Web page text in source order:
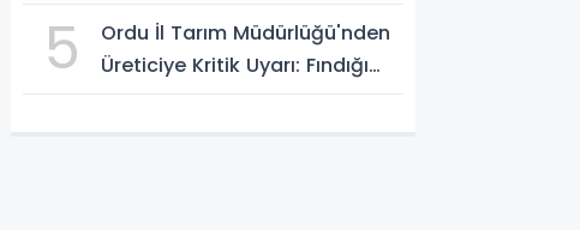
5
Ordu İl Tarım Müdürlüğü'nden
Üreticiye Kritik Uyarı: Fındığı